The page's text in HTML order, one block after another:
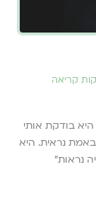
היא בודקת אותי
באמת נראית. היא
נראות"